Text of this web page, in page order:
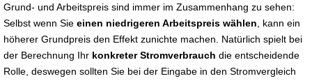
Grund- und Arbeitspreis sind immer im Zusammenhang zu sehen:
Selbst wenn Sie einen niedrigeren Arbeitspreis wählen , kann ein
höherer Grundpreis den Effekt zunichte machen. Natürlich spielt bei
der Berechnung Ihr konkreter Stromverbrauch die entscheidende
Rolle, deswegen sollten Sie bei der Eingabe in den Stromvergleich